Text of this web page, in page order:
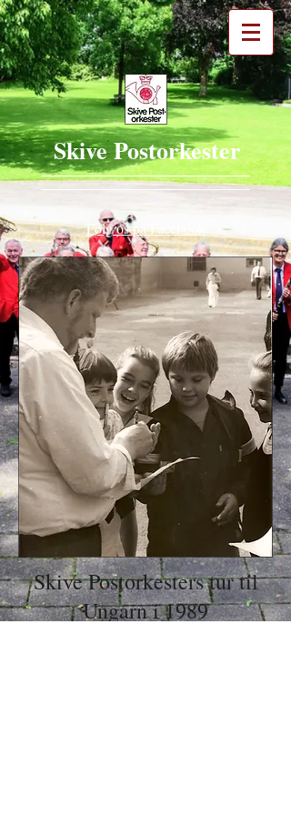
Skive Postorkester
Følg os på Facebook
Skive Postorkesters tur til
Ungarn i 1989